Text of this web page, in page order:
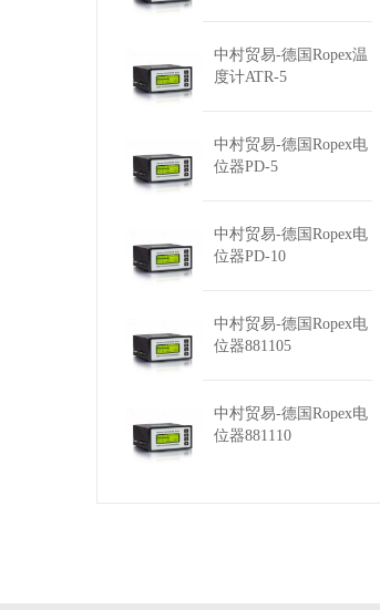
中村贸易-德国Ropex温
度计ATR-5
中村贸易-德国Ropex电
位器PD-5
中村贸易-德国Ropex电
位器PD-10
中村贸易-德国Ropex电
位器881105
中村贸易-德国Ropex电
位器881110